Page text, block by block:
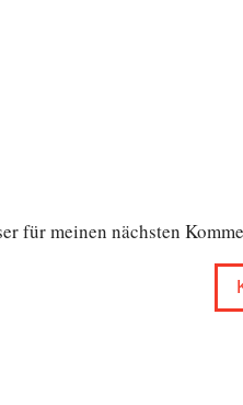
für meinen nächsten